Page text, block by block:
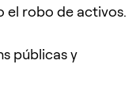
el robo de activos.
públicas y